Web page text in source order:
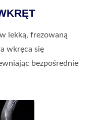
lekką, frezowaną
wkręca się
bezpośrednie